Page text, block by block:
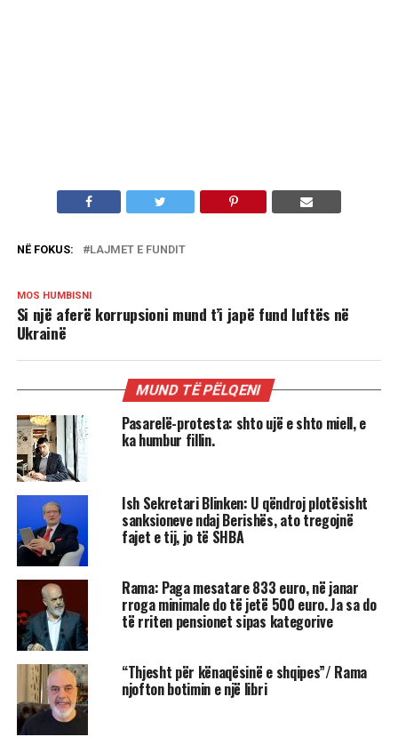
NË FOKUS: LAJMET E FUNDIT
MOS HUMBISNI
Si një aferë korrupsioni mund t’i japë fund luftës në
Ukrainë
MUND TË PËLQENI
Pasarelë-protesta: shto ujë e shto miell, e
ka humbur fillin.
Ish Sekretari Blinken: U qëndroj plotësisht
sanksioneve ndaj Berishës, ato tregojnë
fajet e tij, jo të SHBA
Rama: Paga mesatare 833 euro, në janar
rroga minimale do të jetë 500 euro. Ja sa do
të rriten pensionet sipas kategorive
“Thjesht për kënaqësinë e shqipes”/ Rama
njofton botimin e një libri